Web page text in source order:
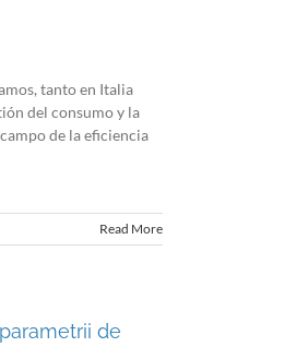
tanto en Italia
del consumo y la
de la eficiencia
Read More
de